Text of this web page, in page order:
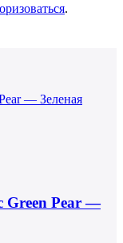
.
Green Pear —